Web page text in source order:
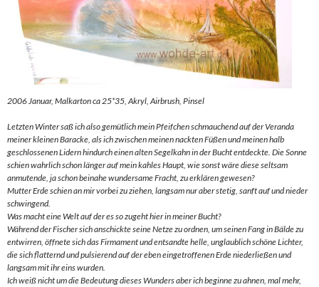
2006 Januar, Malkarton ca 25*35, Akryl, Airbrush, Pinsel
Letzten Winter saß ich also gemütlich mein Pfeifchen schmauchend auf der Veranda
meiner kleinen Baracke, als ich zwischen meinen nackten Füßen und meinen halb
geschlossenen Lidern hindurch einen alten Segelkahn in der Bucht entdeckte. Die Sonne
schien wahrlich schon länger auf mein kahles Haupt, wie sonst wäre diese seltsam
anmutende, ja schon beinahe wundersame Fracht, zu erklären gewesen?
Mutter Erde schien an mir vorbei zu ziehen, langsam nur aber stetig, sanft auf und nieder
schwingend.
Was macht eine Welt auf der es so zugeht hier in meiner Bucht?
Während der Fischer sich anschickte seine Netze zu ordnen, um seinen Fang in Bälde zu
entwirren, öffnete sich das Firmament und entsandte helle, unglaublich schöne Lichter,
die sich flatternd und pulsierend auf der eben eingetroffenen Erde niederließen und
langsam mit ihr eins wurden.
Ich weiß nicht um die Bedeutung dieses Wunders aber ich beginne zu ahnen, mal mehr,